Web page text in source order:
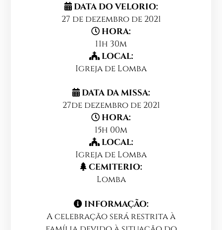
DATA DO VELORIO:
27 de dezembro de 2021
HORA:
11h 30m
LOCAL:
Igreja de Lomba
DATA DA MISSA:
27de dezembro de 2021
HORA:
15h 00m
LOCAL:
Igreja de Lomba
CEMITERIO:
Lomba
INFORMAÇÃO:
A celebração será restrita à